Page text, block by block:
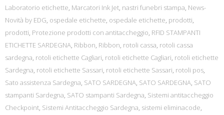
Laboratorio etichette, Marcatori Ink Jet, nastri funebri stampa, News-
Novità by EDG, ospedale etichette, ospedale etichette, prodotti,
prodotti, Protezione prodotti con antitaccheggio, RFID STAMPANTI
ETICHETTE SARDEGNA, Ribbon, Ribbon, rotoli cassa, rotoli cassa
sardegna, rotoli etichette Cagliari, rotoli etichette Cagliari, rotoli etichette
Sardegna, rotoli etichette Sassari, rotoli etichette Sassari, rotoli pos,
Sato assistenza Sardegna, SATO SARDEGNA, SATO SARDEGNA, SATO
stampanti Sardegna, SATO stampanti Sardegna, Sistemi antitaccheggio
Checkpoint, Sistemi Antitaccheggio Sardegna, sistemi eliminacode,